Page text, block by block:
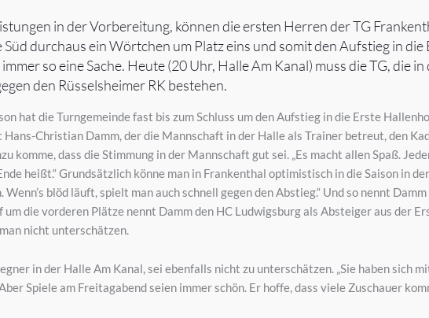
in der Vorbereitung, können die ersten Herren der TG
durchaus ein Wörtchen um Platz eins und somit den Aufstieg in
so eine Sache. Heute (20 Uhr, Halle Am Kanal) muss die TG, die
den Rüsselsheimer RK bestehen.
hat die Turngemeinde fast bis zum Schluss um den Aufstieg in die Erste
Christian Damm, der die Mannschaft in der Halle als Trainer betreut, den
komme, dass die Stimmung in der Mannschaft gut sei. „Es macht allen Spaß.
heißt.“ Grundsätzlich könne man in Frankenthal optimistisch in die Saison in
blöd läuft, spielt man auch schnell gegen den Abstieg.“ Und so nennt
die vorderen Plätze nennt Damm den HC Ludwigsburg als Absteiger aus der
nicht unterschätzen.
in der Halle Am Kanal, sei ebenfalls nicht zu unterschätzen. „Sie haben sich
Spiele am Freitagabend seien immer schön. Er hoffe, dass viele Zuschauer